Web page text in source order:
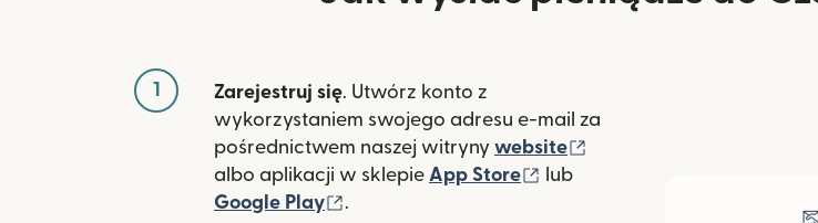
1 Zarejestruj się. Utwórz konto z
wykorzystaniem swojego adresu e-mail za
pośrednictwem naszej witryny website
albo aplikacji w sklepie App Store (otwiera się w nowym oknie)
lub
Google Play
.